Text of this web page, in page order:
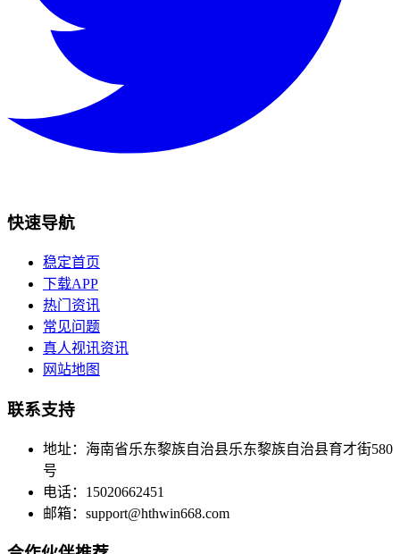
快速导航
稳定首页
下载APP
热门资讯
常见问题
真人视讯资讯
网站地图
联系支持
地址：海南省乐东黎族自治县乐东黎族自治县育才街580
号
电话：15020662451
邮箱： support@hthwin668.com